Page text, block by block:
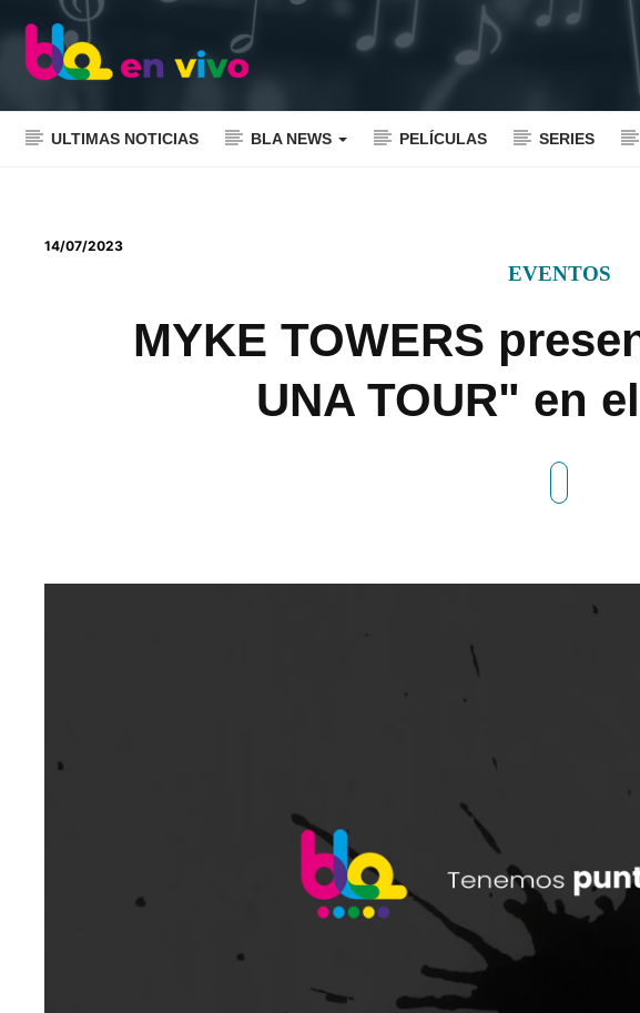
ULTIMAS NOTICIAS BLA NEWS PELÍCULAS SERIES
14/07/2023
EVENTOS
MYKE TOWERS
UNA TOUR" en